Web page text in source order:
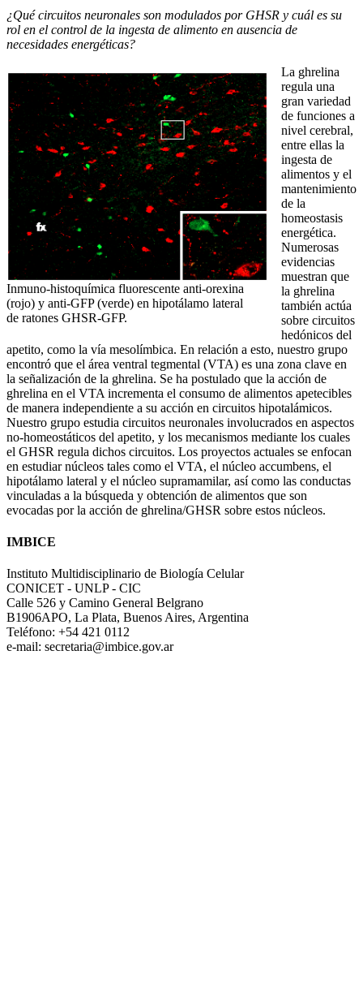
¿Qué circuitos neuronales son modulados por GHSR y cuál es su
rol en el control de la ingesta de alimento en ausencia de
necesidades energéticas?
Inmuno-histoquímica fluorescente anti-orexina
(rojo) y anti-GFP (verde) en hipotálamo lateral
de ratones GHSR-GFP.
La ghrelina
regula una
gran variedad
de funciones a
nivel cerebral,
entre ellas la
ingesta de
alimentos y el
mantenimiento
de la
homeostasis
energética.
Numerosas
evidencias
muestran que
la ghrelina
también actúa
sobre circuitos
hedónicos del
apetito, como la vía mesolímbica. En relación a esto, nuestro grupo
encontró que el área ventral tegmental (VTA) es una zona clave en
la señalización de la ghrelina. Se ha postulado que la acción de
ghrelina en el VTA incrementa el consumo de alimentos apetecibles
de manera independiente a su acción en circuitos hipotalámicos.
Nuestro grupo estudia circuitos neuronales involucrados en aspectos
no-homeostáticos del apetito, y los mecanismos mediante los cuales
el GHSR regula dichos circuitos. Los proyectos actuales se enfocan
en estudiar núcleos tales como el VTA, el núcleo accumbens, el
hipotálamo lateral y el núcleo supramamilar, así como las conductas
vinculadas a la búsqueda y obtención de alimentos que son
evocadas por la acción de ghrelina/GHSR sobre estos núcleos.
IMBICE
Instituto Multidisciplinario de Biología Celular
CONICET - UNLP - CIC
Calle 526 y Camino General Belgrano
B1906APO, La Plata, Buenos Aires, Argentina
Teléfono: +54 421 0112
e-mail: secretaria@imbice.gov.ar